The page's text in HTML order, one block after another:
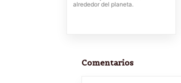
alrededor del planeta.
Comentarios